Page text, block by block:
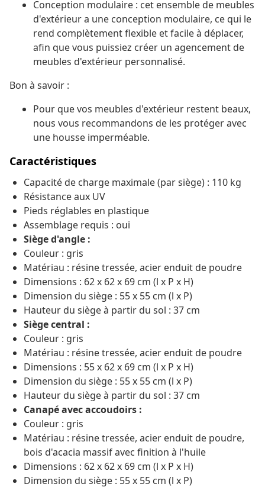
Conception modulaire : cet ensemble de meubles
d'extérieur a une conception modulaire, ce qui le
rend complètement flexible et facile à déplacer,
afin que vous puissiez créer un agencement de
meubles d'extérieur personnalisé.
Bon à savoir :
Pour que vos meubles d'extérieur restent beaux,
nous vous recommandons de les protéger avec
une housse imperméable.
Caractéristiques
Capacité de charge maximale (par siège) : 110 kg
Résistance aux UV
Pieds réglables en plastique
Assemblage requis : oui
Siège d'angle :
Couleur : gris
Matériau : résine tressée, acier enduit de poudre
Dimensions : 62 x 62 x 69 cm (l x P x H)
Dimension du siège : 55 x 55 cm (l x P)
Hauteur du siège à partir du sol : 37 cm
Siège central :
Couleur : gris
Matériau : résine tressée, acier enduit de poudre
Dimensions : 55 x 62 x 69 cm (l x P x H)
Dimension du siège : 55 x 55 cm (l x P)
Hauteur du siège à partir du sol : 37 cm
Canapé avec accoudoirs :
Couleur : gris
Matériau : résine tressée, acier enduit de poudre,
bois d'acacia massif avec finition à l'huile
Dimensions : 62 x 62 x 69 cm (l x P x H)
Dimension du siège : 55 x 55 cm (l x P)